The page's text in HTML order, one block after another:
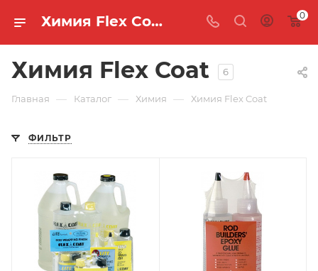
Химия Flex Coat 🐟 купить, цены в интернет-магазине "MASTER FISH" 0
Химия Flex Coat 6
Главная — Каталог — Химия — Химия Flex Coat
ФИЛЬТР